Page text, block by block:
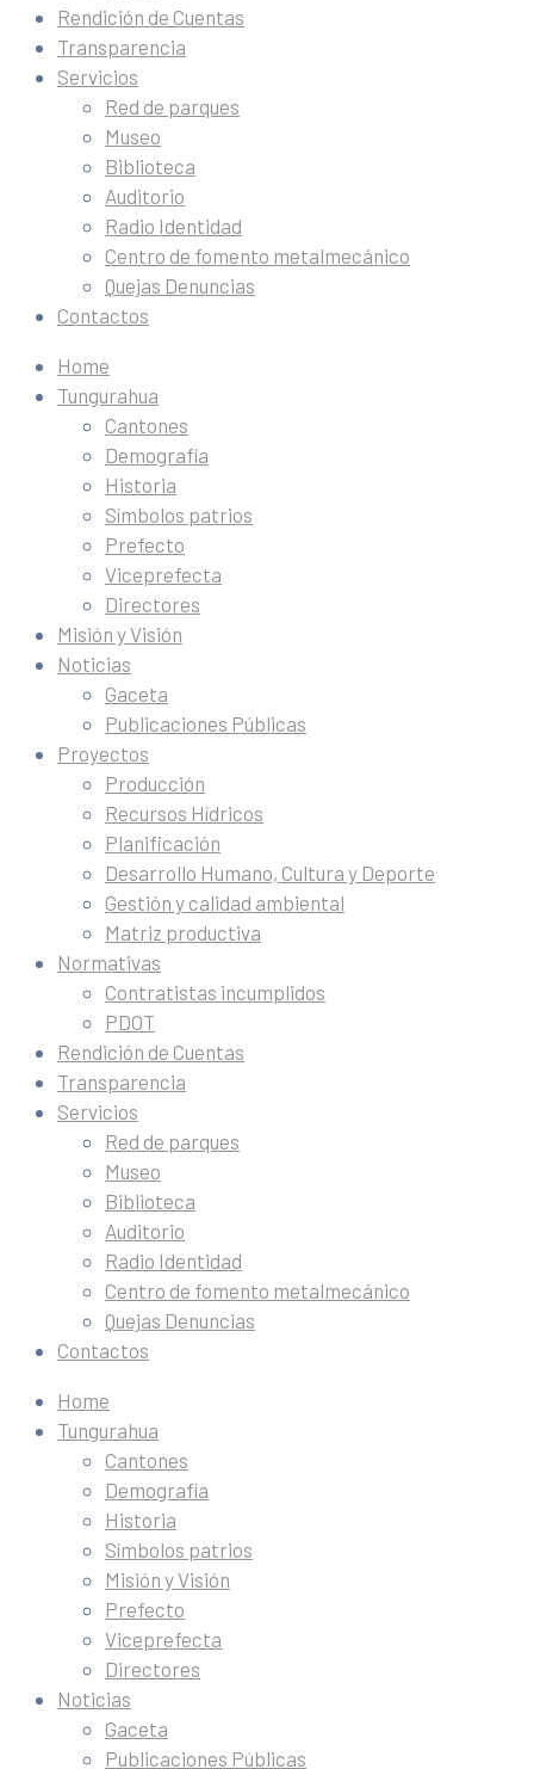
Rendición de Cuentas
Transparencia
Servicios
Red de parques
Museo
Biblioteca
Auditorio
Radio Identidad
Centro de fomento metalmecánico
Quejas Denuncias
Contactos
Home
Tungurahua
Cantones
Demografía
Historia
Símbolos patrios
Prefecto
Viceprefecta
Directores
Misión y Visión
Noticias
Gaceta
Publicaciones Públicas
Proyectos
Producción
Recursos Hídricos
Planificación
Desarrollo Humano, Cultura y Deporte
Gestión y calidad ambiental
Matriz productiva
Normativas
Contratistas incumplidos
PDOT
Rendición de Cuentas
Transparencia
Servicios
Red de parques
Museo
Biblioteca
Auditorio
Radio Identidad
Centro de fomento metalmecánico
Quejas Denuncias
Contactos
Home
Tungurahua
Cantones
Demografía
Historia
Símbolos patrios
Misión y Visión
Prefecto
Viceprefecta
Directores
Noticias
Gaceta
Publicaciones Públicas